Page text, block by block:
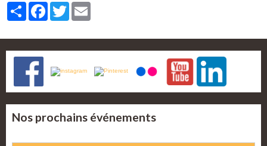
PartagerFacebook
Twitter
Nos prochains événements